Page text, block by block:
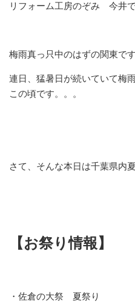
リフォーム工房のぞみ 今井
梅雨真っ只中のはずの関東で
連日、猛暑日が続いていて梅
この頃です。。。
さて、そんな本日は千葉県内夏
【お祭り情報】
・佐倉の大祭 夏祭り